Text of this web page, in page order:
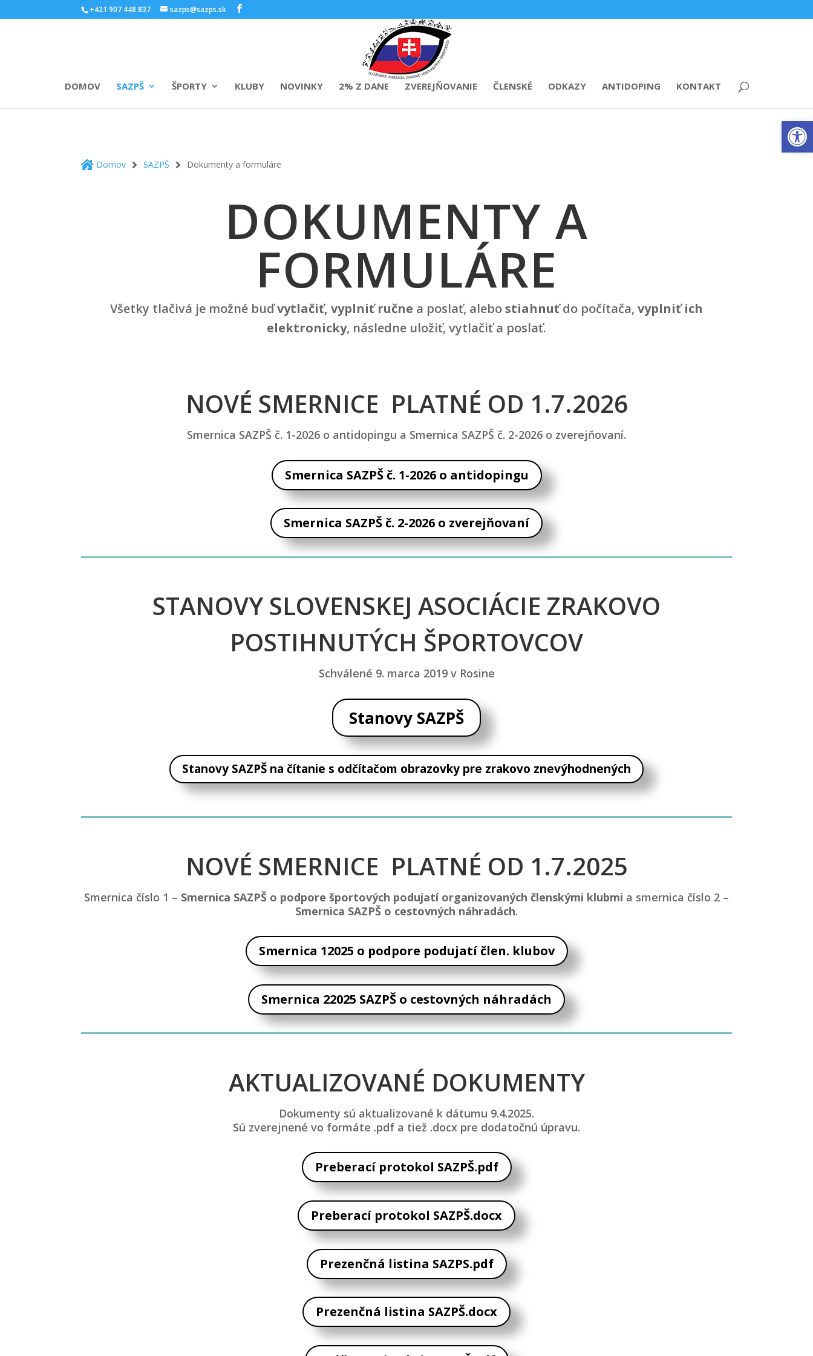
+421 907 448 837 sazps@sazps.sk
DOMOV SAZPŠ ŠPORTY KLUBY NOVINKY 2% Z DANE ZVEREJŇOVANIE ČLENSKÉ ODKAZY ANTIDOPING KONTAKT
 Domov  SAZPŠ  Dokumenty a formuláre
DOKUMENTY A
FORMULÁRE
Všetky tlačivá je možné buďvytlačiť, vyplniť ručne a poslať, alebostiahnuťdo počítača, vyplniť ich
elektronicky, následne uložiť, vytlačiť a poslať.
NOVÉ SMERNICE PLATNÉ OD 1.7.2026
Smernica SAZPŠ č. 1-2026 o antidopingu a Smernica SAZPŠ č. 2-2026 o zverejňovaní.
Smernica SAZPŠ č. 1-2026 o antidopingu
Smernica SAZPŠ č. 2-2026 o zverejňovaní
STANOVY SLOVENSKEJ ASOCIÁCIE ZRAKOVO
POSTIHNUTÝCH ŠPORTOVCOV
Schválené 9. marca 2019 v Rosine
Stanovy SAZPŠ
Stanovy SAZPŠ na čítanie s odčítačom obrazovky pre zrakovo znevýhodnených
NOVÉ SMERNICE PLATNÉ OD 1.7.2025
Smernica číslo 1 – Smernica SAZPŠ o podpore športových podujatí organizovaných členskými klubmi a smernica číslo 2 –
Smernica SAZPŠ o cestovných náhradách.
Smernica 12025 o podpore podujatí člen. klubov
Smernica 22025 SAZPŠ o cestovných náhradách
AKTUALIZOVANÉ DOKUMENTY
Dokumenty sú aktualizované k dátumu 9.4.2025.
Sú zverejnené vo formáte .pdf a tiež .docx pre dodatočnú úpravu.
Preberací protokol SAZPŠ.pdf
Preberací protokol SAZPŠ.docx
Prezenčná listina SAZPS.pdf
Prezenčná listina SAZPŠ.docx